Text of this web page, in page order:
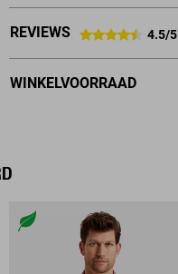
REVIEWS 4.5/5
WINKELVOORRAAD